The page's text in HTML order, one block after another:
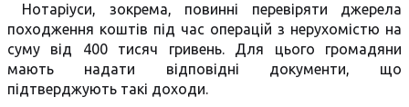
Нотаріуси, зокрема, повинні перевіряти джерела
походження коштів під час операцій з нерухомістю на
суму від 400 тисяч гривень. Для цього громадяни
мають надати відповідні документи, що
підтверджують такі доходи.